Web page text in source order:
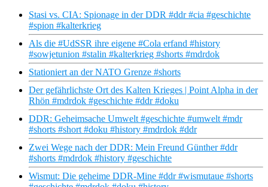
Stasi vs. CIA: Spionage in der DDR #ddr #cia #geschichte
#spion #kalterkrieg
Als die #UdSSR ihre eigene #Cola erfand #history
#sowjetunion #stalin #kalterkrieg #shorts #mdrdok
Stationiert an der NATO Grenze #shorts
Der gefährlichste Ort des Kalten Krieges | Point Alpha in der
Rhön #mdrdok #geschichte #ddr #doku
DDR: Geheimsache Umwelt #geschichte #umwelt #mdr
#shorts #short #doku #history #mdrdok #ddr
Zwei Wege nach der DDR: Mein Freund Günther #ddr
#shorts #mdrdok #history #geschichte
Wismut: Die geheime DDR-Mine #ddr #wismutaue #shorts